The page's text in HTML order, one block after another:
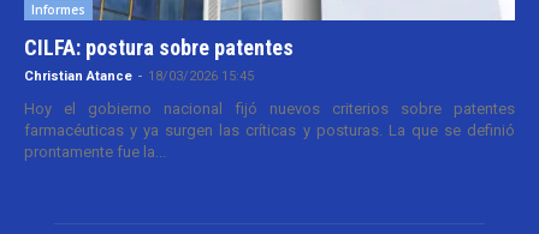
Informes
CILFA: postura sobre patentes
Christian Atance - 18/03/2026 15:45
Hoy el gobierno nacional fijó nuevos criterios sobre patentes
farmacéuticas y ya surgen las críticas y posturas. La que se definió
prontamente fue la...